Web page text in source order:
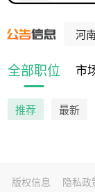
全部职位 市
推荐 最新
版权信息 隐私政